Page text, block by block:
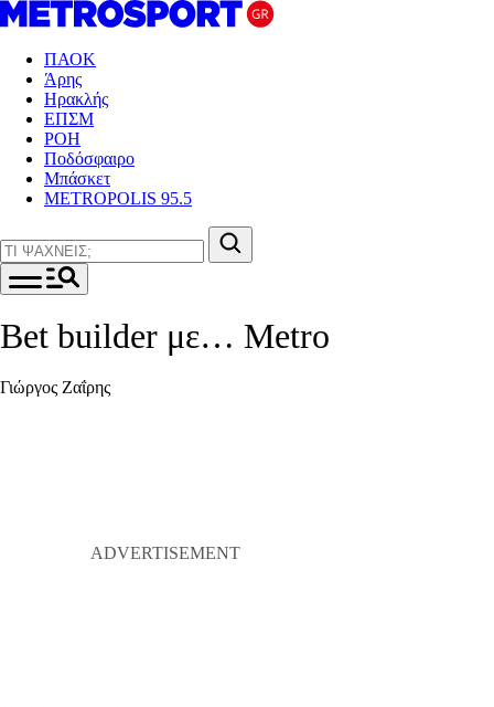
ΠΑΟΚ
Άρης
Ηρακλής
ΕΠΣΜ
ΡΟΗ
Ποδόσφαιρο
Μπάσκετ
METROPOLIS 95.5
Βet builder με… Metro
Γιώργος Ζαΐρης